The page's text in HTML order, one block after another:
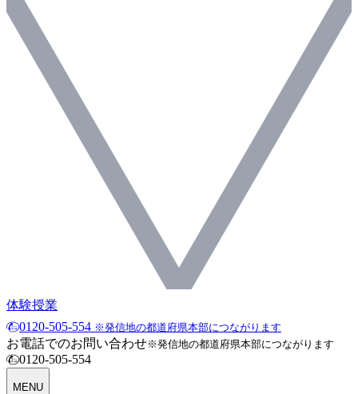
体験授業
0120-505-554 ※発信地の都道府県本部につながります
お電話でのお問い合わせ※発信地の都道府県本部につながります
0120-505-554
MENU